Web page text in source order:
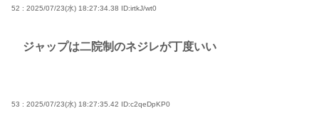
52 : 2025/07/23(水) 18:27:34.38 ID:irtkJ/wt0
ジャップは二院制のネジレが丁度いい
53 : 2025/07/23(水) 18:27:35.42 ID:c2qeDpKP0